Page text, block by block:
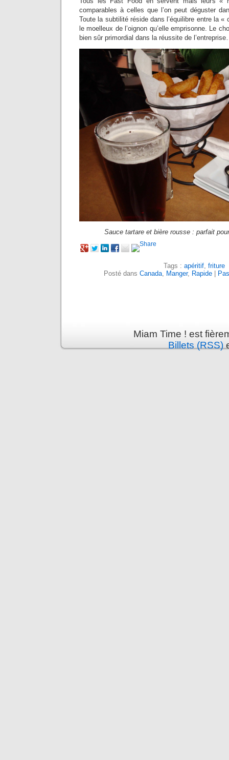
comparables à celles que l’on peut déguster
Toute la subtilité réside dans l’équilibre entre la
le moelleux de l’oignon qu’elle emprisonne. Le
bien sûr primordial dans la réussite de
Sauce tartare et bière rousse : parfait
Tags : apéritif friture
Posté dans Canada Manger, Rapide |
Miam Time ! est
Billets (RSS)